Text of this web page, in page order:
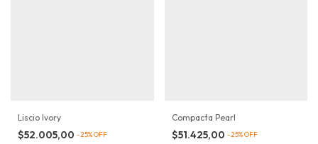
Liscio Ivory
$52.005,00 -25%OFF
Compacta Pearl
$51.425,00 -25%OFF